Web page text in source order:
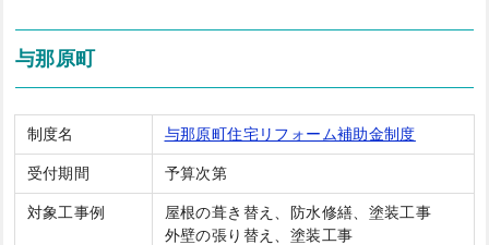
与那原町
制度名 与那原町住宅リフォーム補助金制度
受付期間 予算次第
対象工事例
屋根の葺き替え、防水修繕、塗装工事
外壁の張り替え、塗装工事